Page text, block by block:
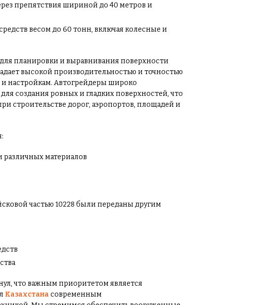
препятствия шириной до 40 метров и
весом до 60 тонн, включая колесные и
планировки и выравнивания поверхности
высокой производительностью и точностью
настройкам. Автогрейдеры широко
создания ровных и гладких поверхностей, что
строительстве дорог, аэропортов, площадей и
различных материалов
частью 10228 были переданы другим
что важным приоритетом является
Казахстана современным